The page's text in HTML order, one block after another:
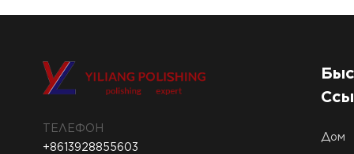
высокой
полировки YL-
APM-021-3
ТЕЛЕФОН
+8613928855603
Дом